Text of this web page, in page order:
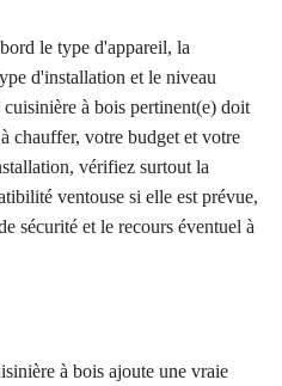
le type d'appareil, la
d'installation et le niveau
à bois pertinent(e) doit
chauffer, votre budget et votre
vérifiez surtout la
ventouse si elle est prévue,
sécurité et le recours éventuel à
à bois ajoute une vraie